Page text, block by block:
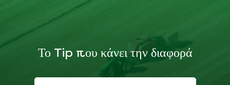
Το Tip που κάνει την διαφορά